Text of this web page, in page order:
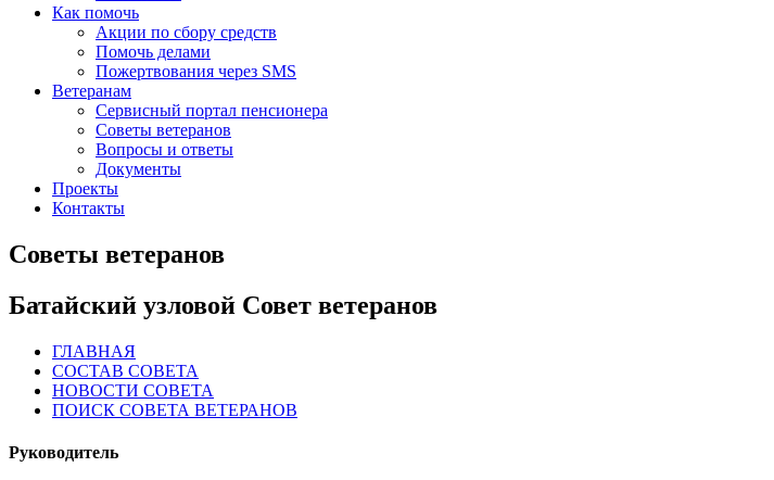
Как помочь
Акции по сбору средств
Помочь делами
Пожертвования через SMS
Ветеранам
Сервисный портал пенсионера
Советы ветеранов
Вопросы и ответы
Документы
Проекты
Контакты
Советы ветеранов
Батайский узловой Совет ветеранов
ГЛАВНАЯ
СОСТАВ СОВЕТА
НОВОСТИ СОВЕТА
ПОИСК СОВЕТА ВЕТЕРАНОВ
Руководитель